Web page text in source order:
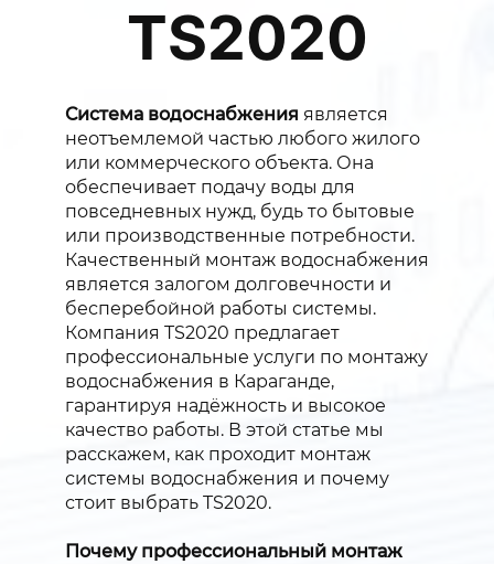
TS2020
Система водоснабжения является
неотъемлемой частью любого жилого
или коммерческого объекта. Она
обеспечивает подачу воды для
повседневных нужд, будь то бытовые
или производственные потребности.
Качественный монтаж водоснабжения
является залогом долговечности и
бесперебойной работы системы.
Компания TS2020 предлагает
профессиональные услуги по монтажу
водоснабжения в Караганде,
гарантируя надёжность и высокое
качество работы. В этой статье мы
расскажем, как проходит монтаж
системы водоснабжения и почему
стоит выбрать TS2020.
Почему профессиональный монтаж